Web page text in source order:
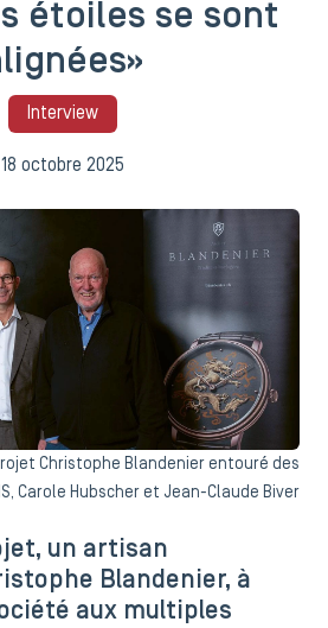
étoiles se sont
Interview
18 octobre 2025
Christophe Blandenier entouré des
Carole Hubscher et Jean-Claude Biver
un artisan
Blandenier, à
aux multiples